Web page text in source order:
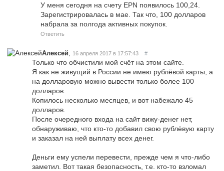
У меня сегодня на счету EPN появилось 100,24.
Зарегистрировалась в мае. Так что, 100 долларов
набрала за полгода активных покупок.
Ответить
Алексей 16 апреля 2017 в 17:57:43 #
Только что обчистили мой счёт на этом сайте.
Я как не живущий в России не имею рублёвой карты, а
на долларовую можно вывести только более 100
долларов.
Копилось несколько месяцев, и вот набежало 45
долларов.
После очередного входа на сайт вижу-денег нет,
обнаруживаю, что кто-то добавил свою рублёвую карту
и заказал на ней выплату всех денег.
Деньги ему успели перевести, прежде чем я что-либо
заметил. Вот такая безопасность, т.е. кто-то взломал